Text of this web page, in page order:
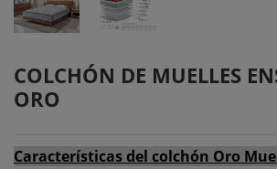
COLCHÓN DE MUELLES
ORO
Características del colchón Oro